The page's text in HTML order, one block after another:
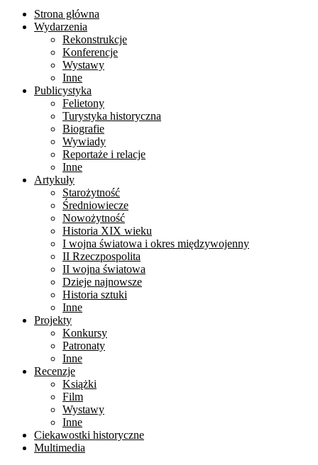
Strona główna
Wydarzenia
Rekonstrukcje
Konferencje
Wystawy
Inne
Publicystyka
Felietony
Turystyka historyczna
Biografie
Wywiady
Reportaże i relacje
Inne
Artykuły
Starożytność
Średniowiecze
Nowożytność
Historia XIX wieku
I wojna światowa i okres międzywojenny
II Rzeczpospolita
II wojna światowa
Dzieje najnowsze
Historia sztuki
Inne
Projekty
Konkursy
Patronaty
Inne
Recenzje
Książki
Film
Wystawy
Inne
Ciekawostki historyczne
Multimedia